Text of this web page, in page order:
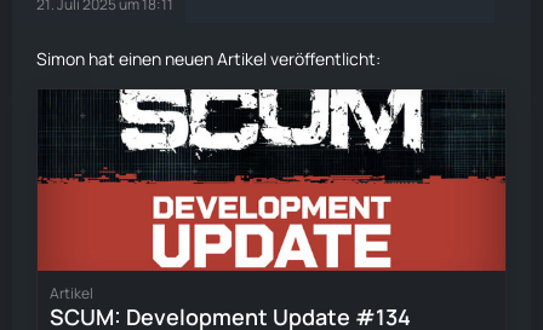
Simon hat einen neuen Artikel veröffentlicht:
Artikel
SCUM: Development Update #134